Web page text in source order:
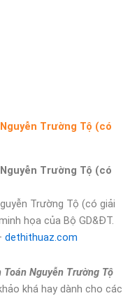
Trường Tộ (có
Trường Tộ (có
Trường Tộ (có giải
họa của Bộ GD&ĐT.
dethithuaz.com
Nguyễn Trường Tộ
khá hay dành cho các